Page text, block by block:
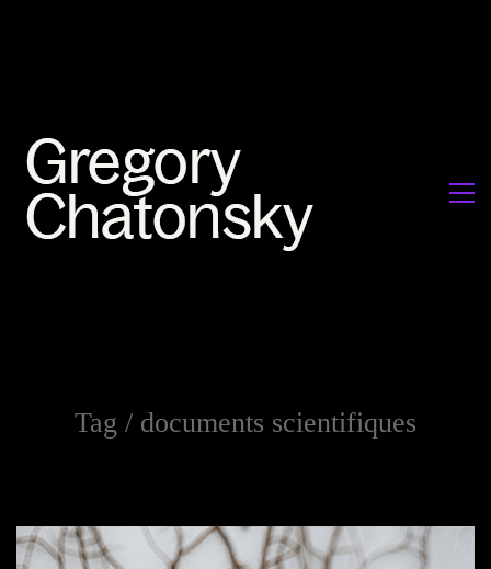
Tag / documents scientifiques